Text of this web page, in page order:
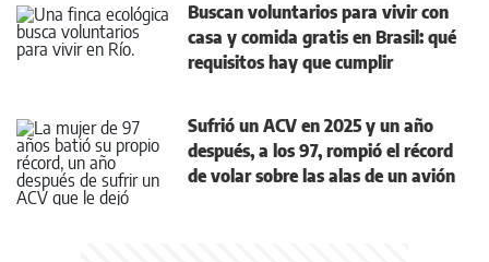
Buscan voluntarios para vivir con
casa y comida gratis en Brasil: qué
requisitos hay que cumplir
Sufrió un ACV en 2025 y un año
después, a los 97, rompió el récord
de volar sobre las alas de un avión